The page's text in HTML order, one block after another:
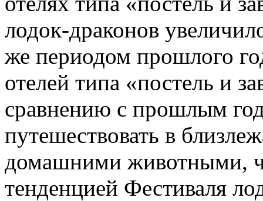
лодок-драконов
же периодом прошлого
отелей типа «постель и
сравнению с прошлым
путешествовать в
домашними животными,
тенденцией Фестиваля